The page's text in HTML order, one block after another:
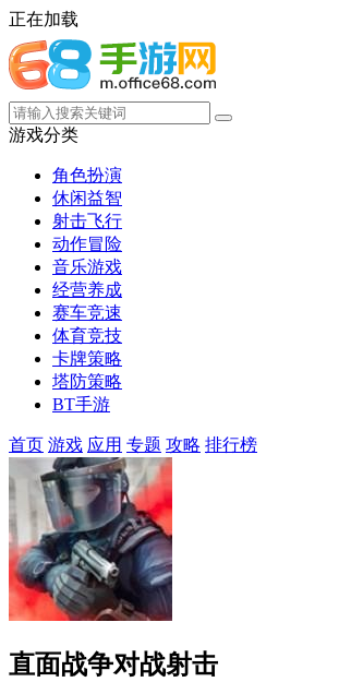
正在加载
游戏分类
角色扮演
休闲益智
射击飞行
动作冒险
音乐游戏
经营养成
赛车竞速
体育竞技
卡牌策略
塔防策略
BT手游
首页 游戏 应用 专题 攻略 排行榜
直面战争对战射击